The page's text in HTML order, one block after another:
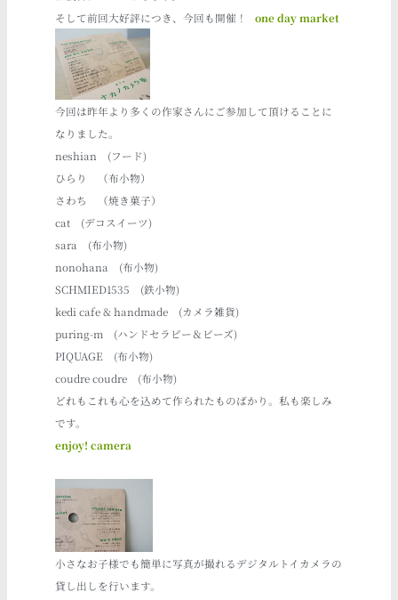
そして前回大好評につき、今回も開催！one day market
今回は昨年より多くの作家さんにご参加して頂けることに
なりました。
neshian (フード)
ひらり
（布小物）
さわち
（焼き菓子）
cat (デコスイーツ)
sara (布小物)
nonohana (布小物)
SCHMIED1535 (鉄小物)
kedi cafe & handmade (カメラ雑貨)
puring-m (ハンドセラピー＆ビーズ)
PIQUAGE (布小物)
coudre coudre (布小物)
どれもこれも心を込めて作られたものばかり。私も楽しみ
です。
enjoy! camera
小さなお子様でも簡単に写真が撮れるデジタルトイカメラの
貸し出しを行います。